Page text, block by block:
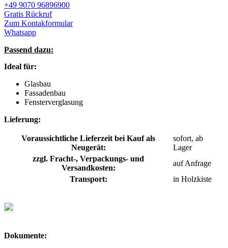
+49 9070 96896900
Gratis Rückruf
Zum Kontakformular
Whatsapp
Passend dazu:
Ideal für:
Glasbau
Fassadenbau
Fensterverglasung
Lieferung:
Voraussichtliche Lieferzeit bei Kauf als
Neugerät:
sofort, ab
Lager
zzgl. Fracht-, Verpackungs- und
Versandkosten:
auf Anfrage
Transport:
in Holzkiste
Dokumente: